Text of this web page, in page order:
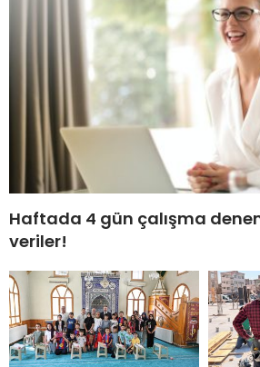
Haftada 4 gün çalışma
veriler!